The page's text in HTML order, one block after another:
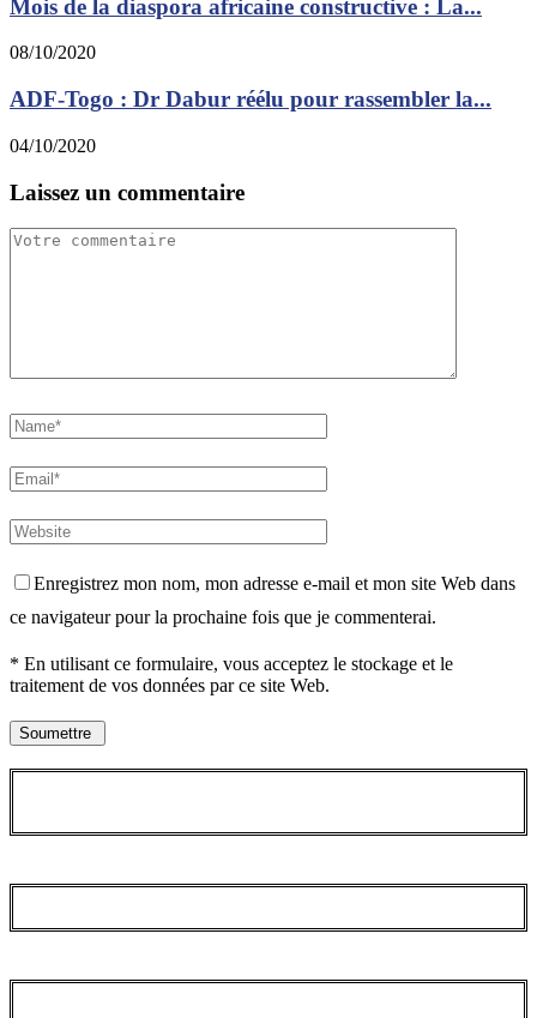
Mois de la diaspora africaine constructive : La...
08/10/2020
ADF-Togo : Dr Dabur réélu pour rassembler la...
04/10/2020
Laissez un commentaire
Enregistrez mon nom, mon adresse e-mail et mon site Web dans
ce navigateur pour la prochaine fois que je commenterai.
* En utilisant ce formulaire, vous acceptez le stockage et le
traitement de vos données par ce site Web.